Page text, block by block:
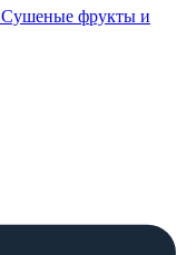
Сушеные фрукты и